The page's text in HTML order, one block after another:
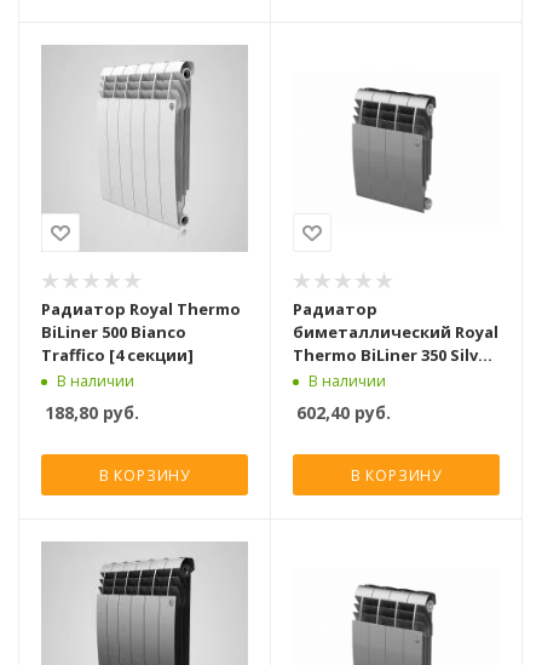
Радиатор Royal Thermo
BiLiner 500 Bianco
Traffico [4 секции]
В наличии
188,80 руб.
В КОРЗИНУ
Радиатор
биметаллический Royal
Thermo BiLiner 350 Silver
Satin [12 секций]
В наличии
602,40 руб.
В КОРЗИНУ